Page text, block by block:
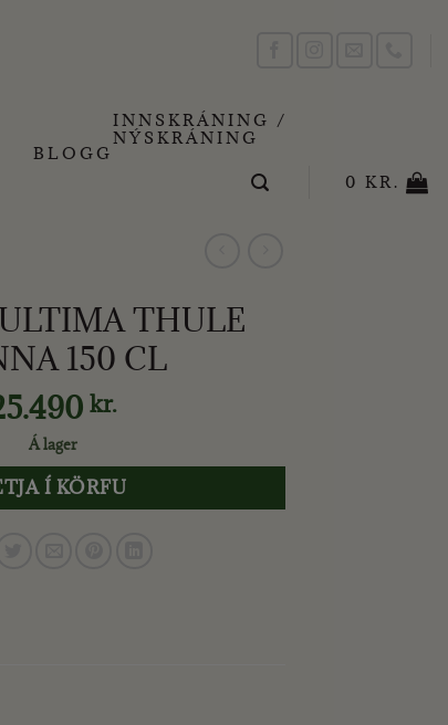
BLOGG
INNSKRÁNING /
NÝSKRÁNING
0 KR.
THULE
150 CL
kr.
Á lager
Í KÖRFU